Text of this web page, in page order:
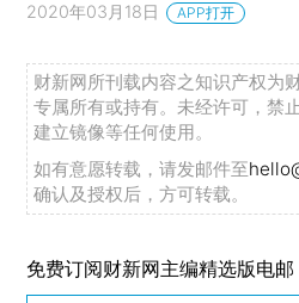
2020年03月18日 APP打开
财新网所刊载内容之知识产权为
专属所有或持有。未经许可，禁
建立镜像等任何使用。
如有意愿转载，请发邮件至
确认及授权后，方可转载。
免费订阅财新网主编精选版电邮